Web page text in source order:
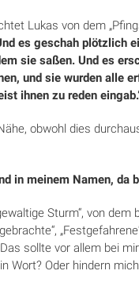
Lukas von dem
es geschah plötzlich
sie saßen. Und es
und sie wurden alle
ihnen zu reden
obwohl dies
in mei­nem Namen, da
Sturm“, von
sollte vor allem bei
Wort? Oder hindern